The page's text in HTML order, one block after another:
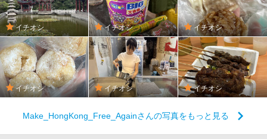
イチオシ イチオシ イチオシ
イチオシ イチオシ イチオシ
Make_HongKong_Free_Againさんの写真をもっと見る